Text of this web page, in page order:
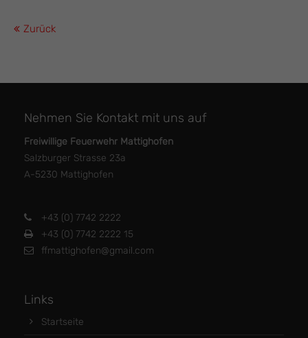
Zurück
Nehmen Sie Kontakt mit uns auf
Freiwillige Feuerwehr Mattighofen
Salzburger Strasse 23a
A-5230 Mattighofen
+43 (0) 7742 2222
+43 (0) 7742 2222 15
ffmattighofen@gmail.com
Links
Startseite